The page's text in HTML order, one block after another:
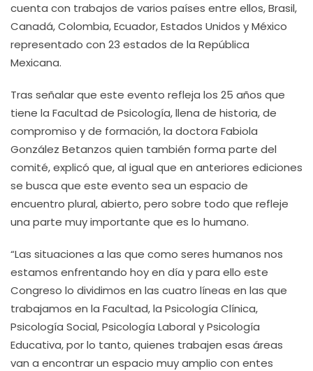
cuenta con trabajos de varios países entre ellos, Brasil,
Canadá, Colombia, Ecuador, Estados Unidos y México
representado con 23 estados de la República
Mexicana.
Tras señalar que este evento refleja los 25 años que
tiene la Facultad de Psicología, llena de historia, de
compromiso y de formación, la doctora Fabiola
González Betanzos quien también forma parte del
comité, explicó que, al igual que en anteriores ediciones
se busca que este evento sea un espacio de
encuentro plural, abierto, pero sobre todo que refleje
una parte muy importante que es lo humano.
“Las situaciones a las que como seres humanos nos
estamos enfrentando hoy en día y para ello este
Congreso lo dividimos en las cuatro líneas en las que
trabajamos en la Facultad, la Psicología Clínica,
Psicología Social, Psicología Laboral y Psicología
Educativa, por lo tanto, quienes trabajen esas áreas
van a encontrar un espacio muy amplio con entes